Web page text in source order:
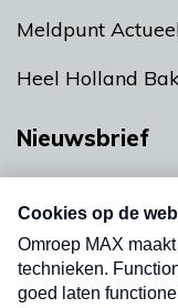
Meldpunt
Heel Holland
Nieuwsbrief
nieuwsbrief.
uw mailbox.